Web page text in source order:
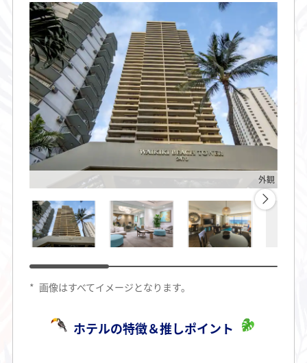
外観
* 画像はすべてイメージとなります。
ホテルの特徴＆推しポイント